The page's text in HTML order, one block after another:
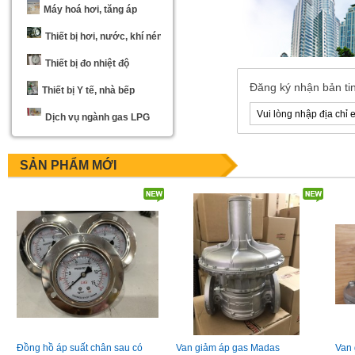
Máy hoá hơi, tăng áp
Thiết bị hơi, nước, khí nén
Thiết bị đo nhiệt độ
Thiết bị Y tế, nhà bếp
Dịch vụ ngành gas LPG
gas Elgas
Qmin 5m3/h,
6Bar, DN50
Van an toàn đường ống Gas LPG
Sewon Hàn Quốc, thân đồng , nối
ren 8A (1/4 inch), Pc 1.76Mpa
Đăng ký nhận bản
SẢN PHẨM MỚI
Đồng hồ áp suất chân sau có
Van giảm áp gas Madas
Van